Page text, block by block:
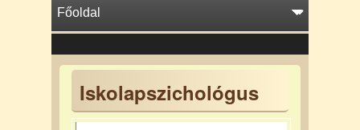
Iskolapszichológus